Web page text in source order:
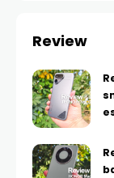
Review